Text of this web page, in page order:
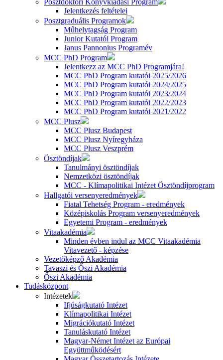
Posztdoktori Könyvkiadási Program
Jelentkezés feltételei
Posztgraduális Programok
Műhelytagság Program
Junior Kutatói Program
Janus Pannonius Programév
MCC PhD Program
Jelentkezz az MCC PhD Programjára!
MCC PhD Program kutatói 2025/2026
MCC PhD Program kutatói 2024/2025
MCC PhD Program kutatói 2023/2024
MCC PhD Program kutatói 2022/2023
MCC PhD Program kutatói 2021/2022
MCC Plusz
MCC Plusz Budapest
MCC Plusz Nyíregyháza
MCC Plusz Veszprém
Ösztöndíjak
Tanulmányi ösztöndíjak
Nemzetközi ösztöndíjak
MCC - Klímapolitikai Intézet Ösztöndíjprogram
Hallgatói versenyeredmények
Fiatal Tehetség Program - eredmények
Középiskolás Program versenyeredmények
Egyetemi Program - eredmények
Vitaakadémia
Minden évben indul az MCC Vitaakadémia
Vitavezető - képzése
Vezetőképző Akadémia
Tavaszi és Őszi Akadémia
Őszi Akadémia
Tudásközpont
Intézetek
Ifjúságkutató Intézet
Klímapolitikai Intézet
Migrációkutató Intézet
Tanuláskutató Intézet
Magyar-Német Intézet az Európai
Együttműködésért